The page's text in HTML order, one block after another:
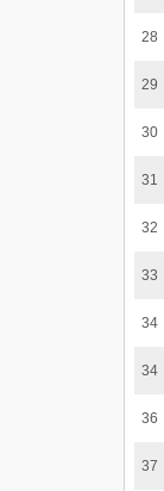
28
29
30
31
32
33
34
34
36
37